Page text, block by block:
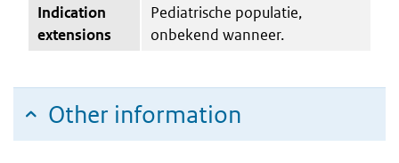
Indication
extensions
Pediatrische populatie,
onbekend wanneer.
Other information